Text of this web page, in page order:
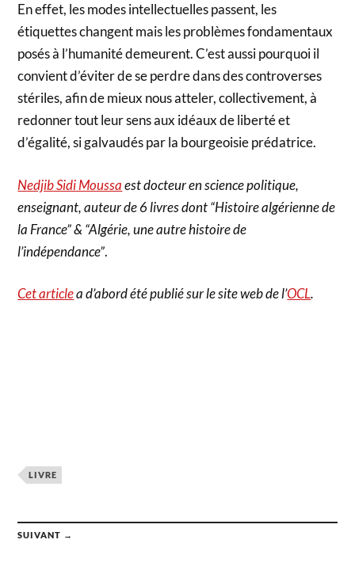
En effet, les modes intellectuelles passent, les
étiquettes changent mais les problèmes fondamentaux
posés à l’humanité demeurent. C’est aussi pourquoi il
convient d’éviter de se perdre dans des controverses
stériles, afin de mieux nous atteler, collectivement, à
redonner tout leur sens aux idéaux de liberté et
d’égalité, si galvaudés par la bourgeoisie prédatrice.
Nedjib Sidi Moussaest docteur en science politique,
enseignant, auteur de 6 livres dont “Histoire algérienne de
la France” & “Algérie, une autre histoire de
l’indépendance”.
Cet articlea d’abord été publié sur le site web de l’OCL.
LIVRE
SUIVANT →